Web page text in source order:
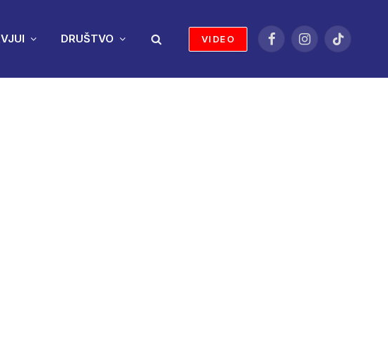
DRUŠTVO VIDEO
FacebookInstagramTikTok